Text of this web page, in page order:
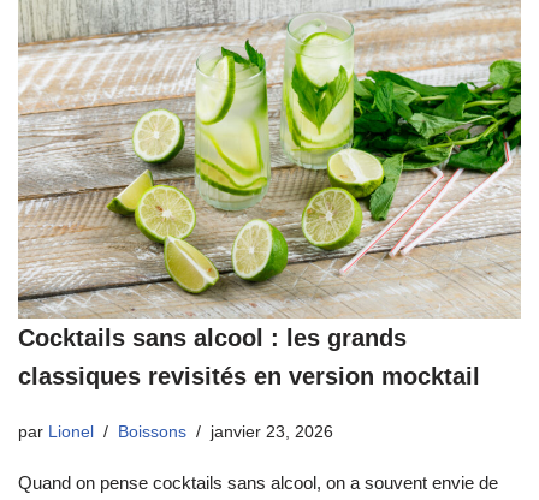
Cocktails sans alcool : les grands
classiques revisités en version mocktail
par Lionel Boissons janvier 23, 2026
Quand on pense cocktails sans alcool, on a souvent envie de